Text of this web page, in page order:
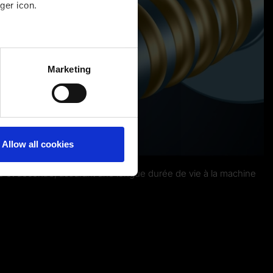
icon.
meters
Marketing
Allow all cookies
et décentré, assurant une longue durée de vie à la machine